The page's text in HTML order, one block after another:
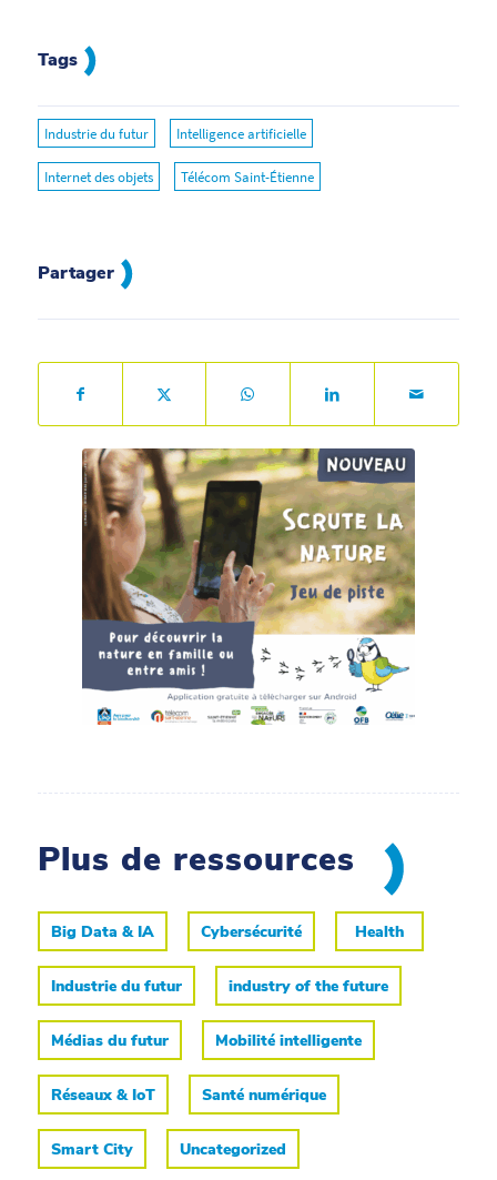
Tags
Industrie du futur Intelligence artificielle
Internet des objets Télécom Saint-Étienne
Partager
Plus de ressources
Big Data & IA Cybersécurité Health
Industrie du futur industry of the future
Médias du futur Mobilité intelligente
Réseaux & IoT Santé numérique
Smart City Uncategorized